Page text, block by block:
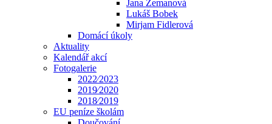
Jana Zemanová
Lukáš Bobek
Mirjam Fidlerová
Domácí úkoly
Aktuality
Kalendář akcí
Fotogalerie
2022⁄2023
2019⁄2020
2018⁄2019
EU peníze školám